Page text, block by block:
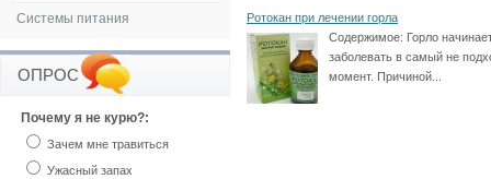
Ротокан при лечении горла
Содержимое: Горло
заболевать в самый не
момент. Причиной...
Системы питания
ОПРОС
Почему я не курю?:
Зачем мне травиться
Ужасный запах